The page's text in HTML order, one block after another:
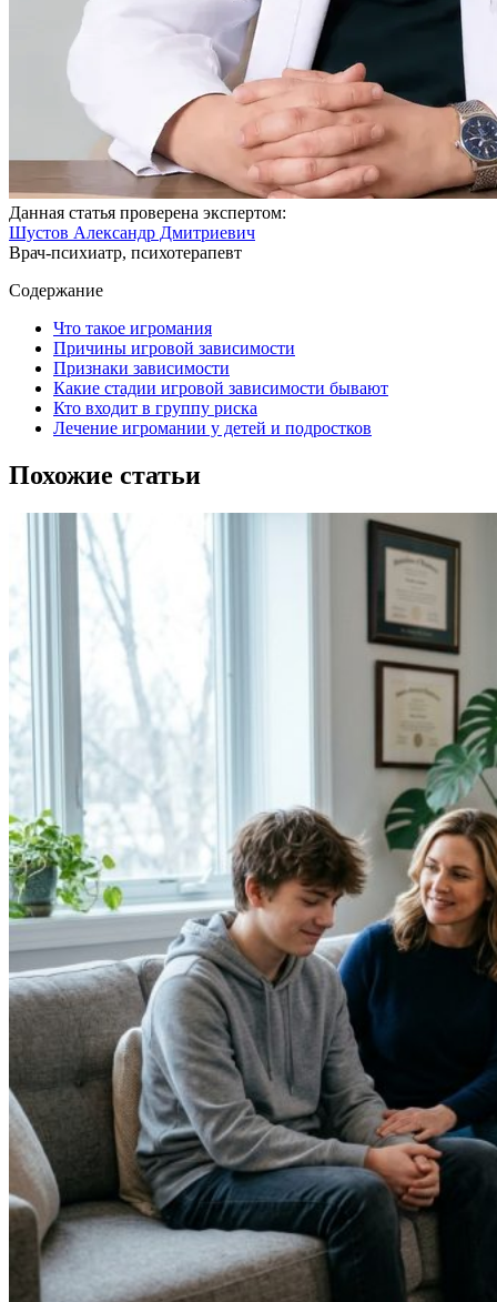
Данная статья проверена экспертом:
Шустов Александр Дмитриевич
Врач-психиатр, психотерапевт
Содержание
Что такое игромания
Причины игровой зависимости
Признаки зависимости
Какие стадии игровой зависимости бывают
Кто входит в группу риска
Лечение игромании у детей и подростков
Похожие статьи